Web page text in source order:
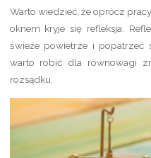
Warto wiedzieć, że oprócz
oknem kryje się refleksja.
świeże powietrze i popatrzeć
warto robić dla równowagi
rozsądku.